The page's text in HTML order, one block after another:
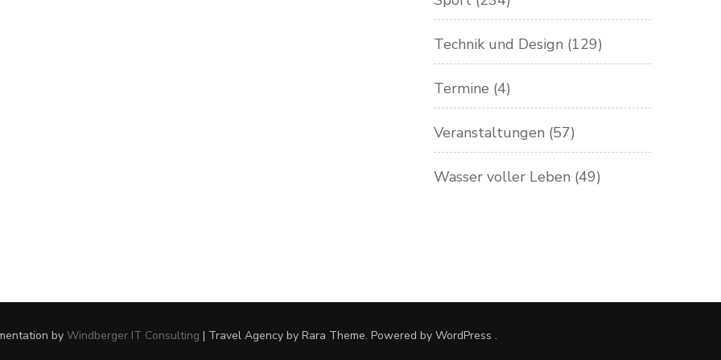
Technik und Design (129)
Termine (4)
Veranstaltungen (57)
Wasser voller Leben (49)
by Windberger IT Consulting | Travel Agencyby Rara Theme. Powered by WordPress .